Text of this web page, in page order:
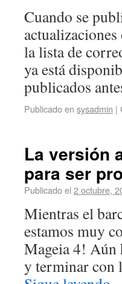
Cuando se
la lista de
ya está
publicados
Publicado en sysadmin |
La versión
para ser
Publicado el 2 octubre,
Mientras el
estamos muy
Mageia 4! Aún
y terminar con